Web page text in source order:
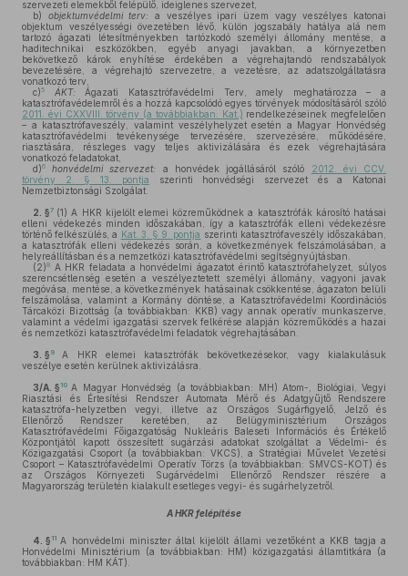
szervezeti elemekből felépülő, ideiglenes szervezet,
b)
objektumvédelmi terv:
a veszélyes ipari üzem vagy veszélyes katonai
objektum veszélyességi övezetében lévő, külön jogszabály hatálya alá nem
tartozó ágazati létesítményekben tartózkodó személyi állomány mentése, a
haditechnikai eszközökben, egyéb anyagi javakban, a környezetben
bekövetkező károk enyhítése érdekében a végrehajtandó rendszabályok
bevezetésére, a végrehajtó szervezetre, a vezetésre, az adatszolgáltatásra
vonatkozó terv,
c)5 ÁKT: Ágazati Katasztrófavédelmi Terv, amely meghatározza – a
katasztrófavédelemről és a hozzá kapcsolódó egyes törvények módosításáról szóló
2011. évi CXXVIII. törvény (a továbbiakban: Kat.) rendelkezéseinek megfelelően
– a katasztrófaveszély, valamint veszélyhelyzet esetén a Magyar Honvédség
katasztrófavédelmi tevékenysége tervezésére, szervezésére, működésére,
riasztására, részleges vagy teljes aktivizálására és ezek végrehajtására
vonatkozó feladatokat,
d)6 honvédelmi szervezet: a honvédek jogállásáról szóló
2012. évi CCV.
törvény 2. § 13. pontja szerinti honvédségi szervezet és a Katonai
Nemzetbiztonsági Szolgálat.
2. §7 (1) A HKR kijelölt elemei közreműködnek a katasztrófák károsító hatásai
elleni védekezés minden időszakában, így a katasztrófák elleni védekezésre
történő felkészülés, a Kat. 3. § 9. pontja szerinti katasztrófaveszély időszakában,
a katasztrófák elleni védekezés során, a következmények felszámolásában, a
helyreállításban és a nemzetközi katasztrófavédelmi segítségnyújtásban.
(2)8 A HKR feladata a honvédelmi ágazatot érintő katasztrófahelyzet, súlyos
szerencsétlenség esetén a veszélyeztetett személyi állomány, vagyoni javak
megóvása, mentése, a következmények hatásainak csökkentése, ágazaton belüli
felszámolása, valamint a Kormány döntése, a Katasztrófavédelmi Koordinációs
Tárcaközi Bizottság (a továbbiakban: KKB) vagy annak operatív munkaszerve,
valamint a védelmi igazgatási szervek felkérése alapján közreműködés a hazai
és nemzetközi katasztrófavédelmi feladatok végrehajtásában.
3. § 9
A HKR elemei katasztrófák bekövetkezésekor, vagy kialakulásuk
veszélye esetén kerülnek aktivizálásra.
3/A. § 10 A Magyar Honvédség (a továbbiakban: MH) Atom-, Biológiai, Vegyi
Riasztási és Értesítési Rendszer Automata Mérő és Adatgyűjtő Rendszere
katasztrófa-helyzetben vegyi, illetve az Országos Sugárfigyelő, Jelző és
Ellenőrző Rendszer keretében, az Belügyminisztérium Országos
Katasztrófavédelmi Főigazgatóság Nukleáris Baleseti Információs és Értékelő
Központjától kapott összesített sugárzási adatokat szolgáltat a Védelmi- és
Közigazgatási Csoport (a továbbiakban: VKCS), a Stratégiai Művelet Vezetési
Csoport – Katasztrófavédelmi Operatív Törzs (a továbbiakban: SMVCS-KOT) és
az Országos Környezeti Sugárvédelmi Ellenőrző Rendszer részére a
Magyarország területén kialakult esetleges vegyi- és sugárhelyzetről.
A HKR felépítése
4. § 11 A honvédelmi miniszter által kijelölt állami vezetőként a KKB tagja a
Honvédelmi Minisztérium (a továbbiakban: HM) közigazgatási államtitkára (a
továbbiakban: HM KÁT).